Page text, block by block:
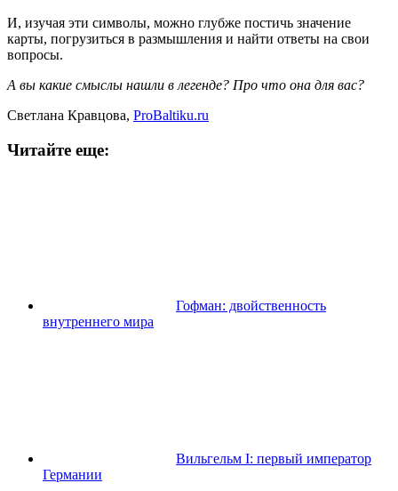
И, изучая эти символы, можно глубже постичь значение
карты, погрузиться в размышления и найти ответы на свои
вопросы.
А вы какие смыслы нашли в легенде? Про что она для вас?
Светлана Кравцова, ProBaltiku.ru
Читайте еще:
Гофман: двойственность
внутреннего мира
Вильгельм I: первый император
Германии